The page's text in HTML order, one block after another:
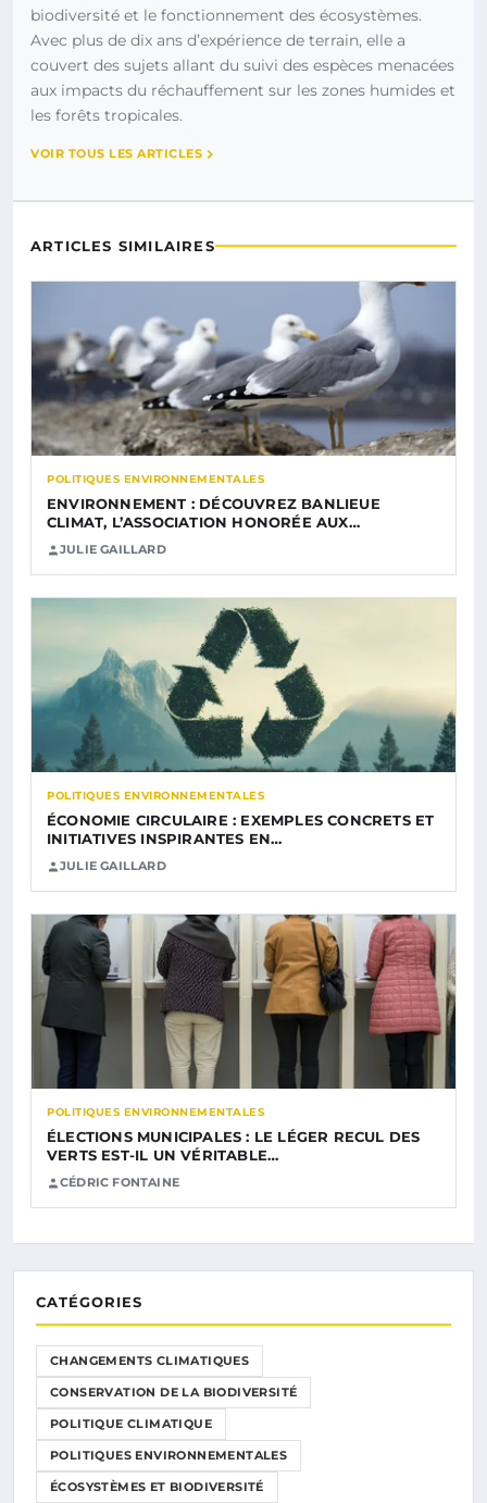
biodiversité et le fonctionnement des écosystèmes.
Avec plus de dix ans d’expérience de terrain, elle a
couvert des sujets allant du suivi des espèces menacées
aux impacts du réchauffement sur les zones humides et
les forêts tropicales.
VOIR TOUS LES ARTICLES
ARTICLES SIMILAIRES
POLITIQUES ENVIRONNEMENTALES
ENVIRONNEMENT : DÉCOUVREZ BANLIEUE
CLIMAT, L’ASSOCIATION HONORÉE AUX…
JULIE GAILLARD
POLITIQUES ENVIRONNEMENTALES
ÉCONOMIE CIRCULAIRE : EXEMPLES CONCRETS ET
INITIATIVES INSPIRANTES EN…
JULIE GAILLARD
POLITIQUES ENVIRONNEMENTALES
ÉLECTIONS MUNICIPALES : LE LÉGER RECUL DES
VERTS EST-IL UN VÉRITABLE…
CÉDRIC FONTAINE
CATÉGORIES
CHANGEMENTS CLIMATIQUES
CONSERVATION DE LA BIODIVERSITÉ
POLITIQUE CLIMATIQUE
POLITIQUES ENVIRONNEMENTALES
ÉCOSYSTÈMES ET BIODIVERSITÉ